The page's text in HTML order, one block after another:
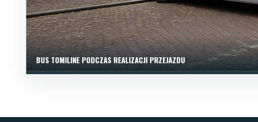
BUS TOMILINE PODCZAS REALIZACJI PRZEJAZDU